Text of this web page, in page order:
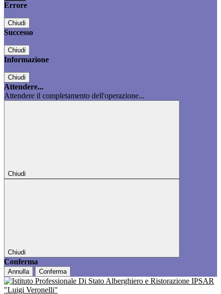
Errore
Chiudi
Successo
Chiudi
Informazione
Chiudi
Attendere...
Attendere il completamento dell'operazione...
Chiudi
Chiudi
Conferma
Annulla Conferma